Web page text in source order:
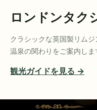
ロンドンタク
クラシックな英国製リム
温泉の関わりをご案内しま
観光ガイドを見る →